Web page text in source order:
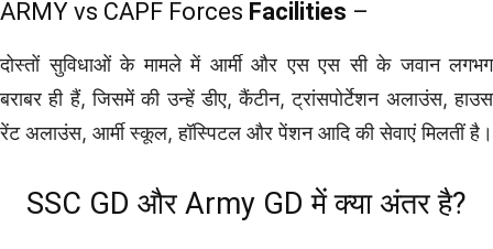
ARMY vs CAPF Forces Facilities –
दोस्तों सुविधाओं के मामले में आर्मी और एस एस सी के जवान लगभग
बराबर ही हैं, जिसमें की उन्हें डीए, कैंटीन, ट्रांसपोर्टेशन अलाउंस, हाउस
रेंट अलाउंस, आर्मी स्कूल, हॉस्पिटल और पेंशन आदि की सेवाएं मिलतीं है।
SSC GD और Army GD में क्या अंतर है?